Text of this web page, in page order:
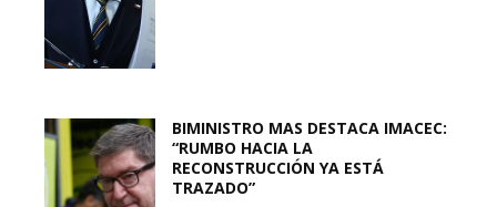
BIMINISTRO MAS DESTACA IMACEC:
“RUMBO HACIA LA
RECONSTRUCCIÓN YA ESTÁ
TRAZADO”